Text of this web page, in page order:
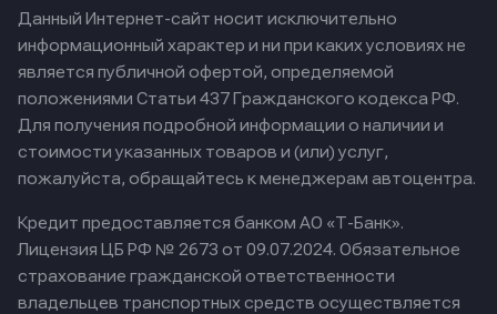
Данный Интернет-сайт носит исключительно
информационный характер и ни при каких условиях не
является публичной офертой, определяемой
положениями Статьи 437 Гражданского кодекса РФ.
Для получения подробной информации о наличии и
стоимости указанных товаров и (или) услуг,
пожалуйста, обращайтесь к менеджерам автоцентра.
Кредит предоставляется банком АО «Т-Банк».
Лицензия ЦБ РФ № 2673 от 09.07.2024. Обязательное
страхование гражданской ответственности
владельцев транспортных средств осуществляется